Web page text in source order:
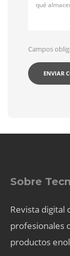
qué
Campos
Sobre
Revista digital
profesionales
productos